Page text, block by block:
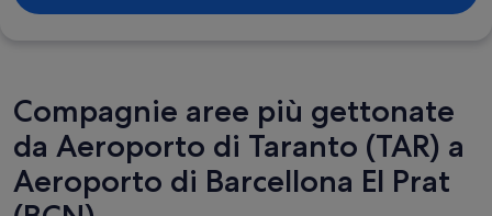
Compagnie aree più gettonate
da Aeroporto di Taranto (TAR) a
Aeroporto di Barcellona El Prat